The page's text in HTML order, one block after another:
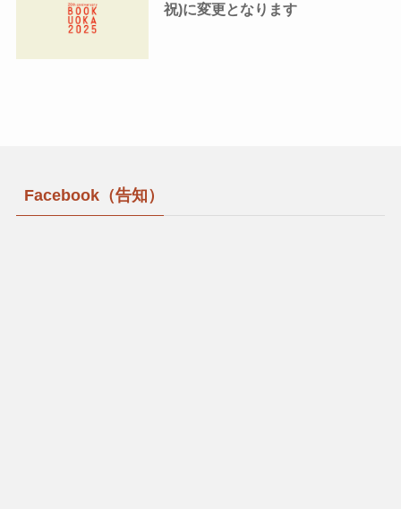
祝)に変更となります
Facebook（告知）